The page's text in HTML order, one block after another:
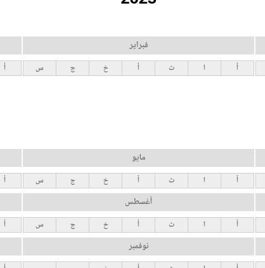
فبراير
أ ا ث أ خ ج س أ
مايو
أ ا ث أ خ ج س أ
أغسطس
أ ا ث أ خ ج س أ
نوفمبر